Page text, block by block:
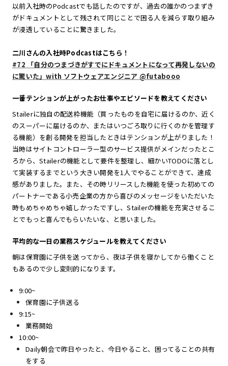
以前入社時のPodcastでも話したのですが、過去の誰かのつまずき
がドキュメントとして残されて同じことで困る人を減らす取り組み
が浸透していることに驚きました。
二川さんの入社時Podcastはこちら！
#72 「自分のつまづきがすでにドキュメントになって再発しないの
に驚いた」with ソフトウェアエンジニア @futabooo
一番テンションが上がったお仕事やエピソードを教えてください
Stailerに独自の配送枠機能（買ったものを自宅に届けるのか、近く
のスーパーに届けるのか、またはいつごろ取りに行くのかを管理す
る機能）を創る開発を担当したときはテンションが上がりました！
当時はサイトコントローラー型のサービス提供がメインだったとこ
ろから、Stailerの機能として要件を整理し、細かいTODOに落とし
て実装するまでという大きい開発を1人でやることができて、達成
感がありました。また、その時リリースした機能を使った初めての
パートナーである小売企業の方から喜びのメッセージをいただいた
時もめちゃめちゃ嬉しかったですし、Stailerの機能を充実させるこ
とでもっと喜んでもらいたいな、と思いました。
平均的な一日の業務スケジュールを教えてください
朝は保育園に子供を送ってから、夜は子供を寝かしてから働くこと
もあるので少し変則的になります。
9:00~
保育園に子供送る
9:15~
業務開始
10:00~
Daily朝会で昨日やったと、今日やること、困ってることの共有
をする